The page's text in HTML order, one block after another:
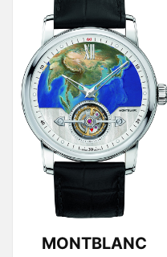
MONTBLANC